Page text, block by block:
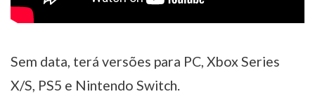
Sem data, terá versões para PC, Xbox Series
X/S, PS5 e Nintendo Switch.